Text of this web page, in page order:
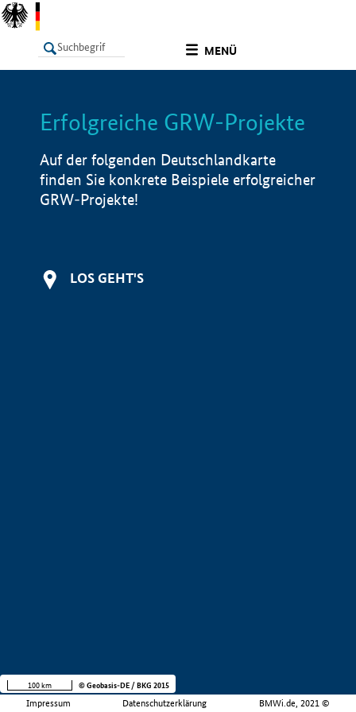
MENÜ
LISTE Info
Erfolgreiche GRW-Projekte
Auf der folgenden Deutschlandkarte
finden Sie konkrete Beispiele erfolgreicher
GRW-Projekte!
LOS GEHT'S
Impressum Datenschutzerklärung BMWi.de, 2021 ©
100 km © Geobasis-DE / BKG 2015